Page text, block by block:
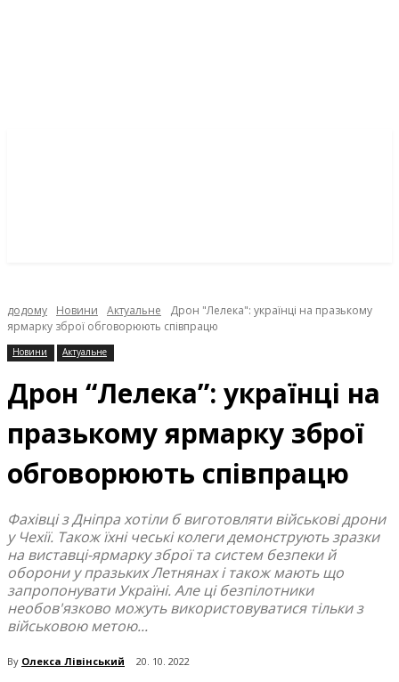
додому Новини Актуальне
Дрон "Лелека": українці на празькому
ярмарку зброї обговорюють співпрацю
Новини Актуальне
Дрон “Лелека”: українці на
празькому ярмарку зброї
обговорюють співпрацю
Фахівці з Дніпра хотіли б виготовляти військові дрони
у Чехії. Також їхні чеські колеги демонструють зразки
на виставці-ярмарку зброї та систем безпеки й
оборони у празьких Летнянах і також мають що
запропонувати Україні. Але ці безпілотники
необов'язково можуть використовуватися тільки з
військовою метою...
By Олекса Лівінський 20. 10. 2022